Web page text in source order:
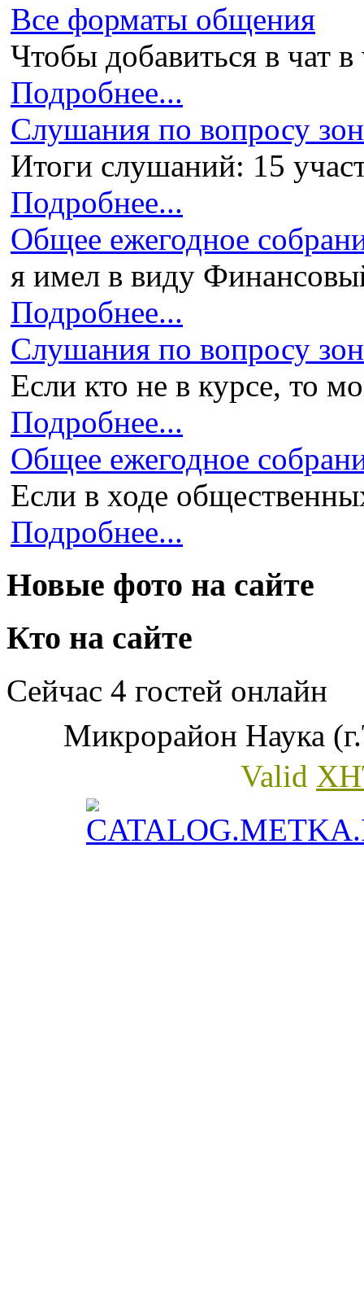
Все форматы общения
Чтобы добавиться в чат
Подробнее...
Слушания по вопросу
Итоги слушаний: 15
Подробнее...
Общее ежегодное
я имел в виду
Подробнее...
Слушания по вопросу
Если кто не в курсе, то
Подробнее...
Общее ежегодное
Если в ходе
Подробнее...
Новые фото на сайте
Кто на сайте
Сейчас 4 гостей онлайн
Микрорайон Наука
Valid